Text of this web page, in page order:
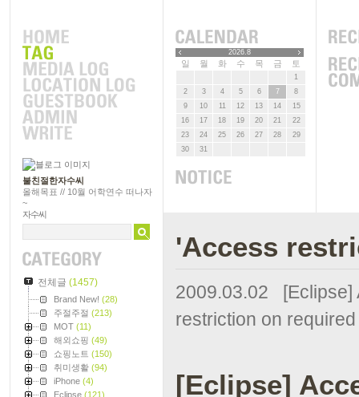
불친절한자수씨
올해목표 // 10월 어학연수 떠나자
~
자수씨
전체글 (1457)
Brand New! (28)
주절주절 (213)
MOT (11)
해외쇼핑 (49)
쇼핑노트 (150)
취미생활 (94)
iPhone (4)
Eclipse (121)
2026.8
일 월 화 수 목 금 토
1
2
3 4 5 6 7
8
9
10 11 12 13 14
15
16
17 18 19 20 21
22
23
24 25 26 27 28
29
30
31
'Access
2009.03.02
[Eclipse]
restriction on
[Eclipse]